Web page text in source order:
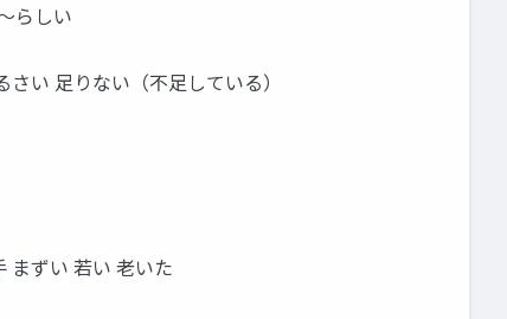
らしい
い 足りない（不足している）
まずい 若い 老いた